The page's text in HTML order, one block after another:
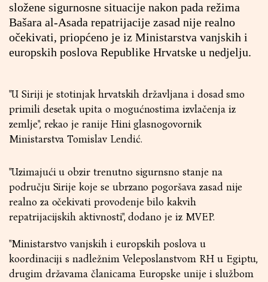
složene sigurnosne situacije nakon pada režima
Bašara al-Asada repatrijacije zasad nije realno
očekivati, priopćeno je iz Ministarstva vanjskih i
europskih poslova Republike Hrvatske u nedjelju.
"U Siriji je stotinjak hrvatskih državljana i dosad smo
primili desetak upita o mogućnostima izvlačenja iz
zemlje", rekao je ranije Hini glasnogovornik
Ministarstva Tomislav Lendić.
"Uzimajući u obzir trenutno sigurnsno stanje na
području Sirije koje se ubrzano pogoršava zasad nije
realno za očekivati provodenje bilo kakvih
repatrijacijskih aktivnosti", dodano je iz MVEP.
"Ministarstvo vanjskih i europskih poslova u
koordinaciji s nadležnim Veleposlanstvom RH u Egiptu,
drugim državama članicama Europske unije i službom